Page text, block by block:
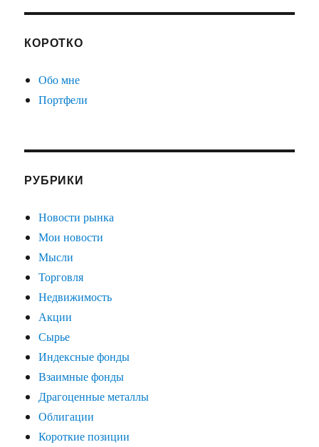
КОРОТКО
Обо мне
Портфели
РУБРИКИ
Новости рынка
Мои новости
Мысли
Торговля
Недвижимость
Акции
Сырье
Индексные фонды
Взаимные фонды
Драгоценные металлы
Облигации
Короткие позиции